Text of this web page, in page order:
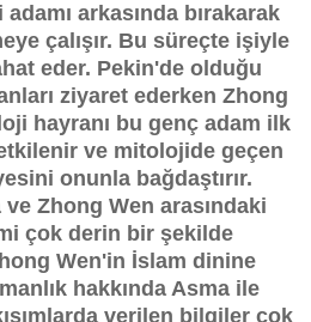
arkasında bırakarak
çalışır. Bu süreçte işiyle
eder. Pekin'de olduğu
ziyaret ederken Zhong
hayranı bu genç adam ilk
ve mitolojide geçen
onunla bağdaştırır.
Zhong Wen arasındaki
çok derin bir şekilde
Wen'in İslam dinine
hakkında Asma ile
verilen bilgiler çok